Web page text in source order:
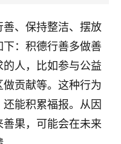
、保持整洁、摆放
：积德行善多做善
人，比如参与公益
贡献等。这种行为
能积累福报。从因
果，可能会在未来
16
会，但同时竞争的我们
幸心理，没想到老师看
按照老师建议，做了化
前的人事调整，拖到年
年一上班，开会提拔升